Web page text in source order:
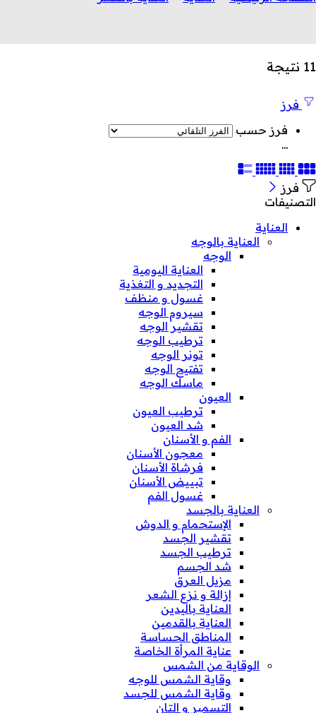
11 نتيجة
فرز
فرز حسب
...
فرز
التصنيفات
العناية
العناية بالوجه
الوجه
العناية اليومية
التجديد و التغذية
غسول و منظف
سيروم الوجه
تقشير الوجه
ترطيب الوجه
تونر الوجه
تفتيح الوجه
ماسك الوجه
العيون
ترطيب العيون
شد العيون
الفم و الأسنان
معجون الأسنان
فرشاة الأسنان
تبييض الأسنان
غسول الفم
العناية بالجسد
الإستحمام و الدوش
تقشير الجسد
ترطيب الجسد
شد الجسم
مزيل العرق
إزالة و نزع الشعر
العناية باليدين
العناية بالقدمين
المناطق الحساسة
عناية المرأة الخاصة
الوقاية من الشمس
وقاية الشمس للوجه
وقاية الشمس للجسد
التسمير و التان